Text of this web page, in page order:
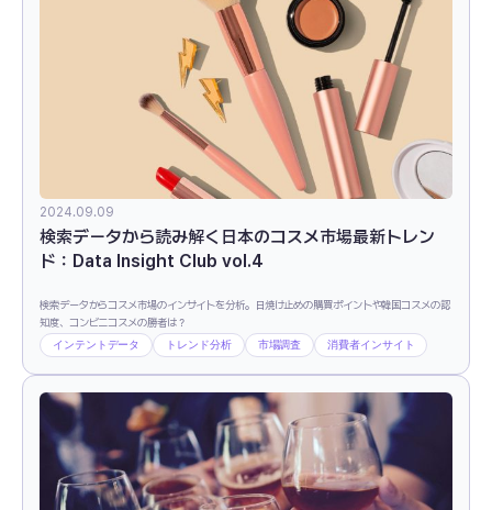
2024.09.09
検索データから読み解く日本のコスメ市場最新トレン
ド：Data Insight Club vol.4
検索データからコスメ市場のインサイトを分析。日焼け止めの購買ポイントや韓国コスメの認
知度、コンビニコスメの勝者は？
インテントデータ トレンド分析 市場調査 消費者インサイト